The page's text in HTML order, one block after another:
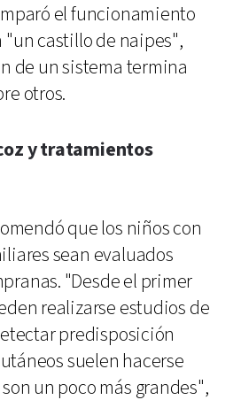
el funcionamiento
"un castillo de naipes",
de un sistema termina
otros.
y tratamientos
que los niños con
sean evaluados
"Desde el primer
realizarse estudios de
predisposición
suelen hacerse
un poco más grandes",